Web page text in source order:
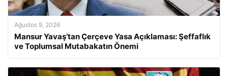
Ağustos 9, 2026
Mansur Yavaş’tan Çerçeve Yasa Açıklaması: Şeffaflık
ve Toplumsal Mutabakatın Önemi